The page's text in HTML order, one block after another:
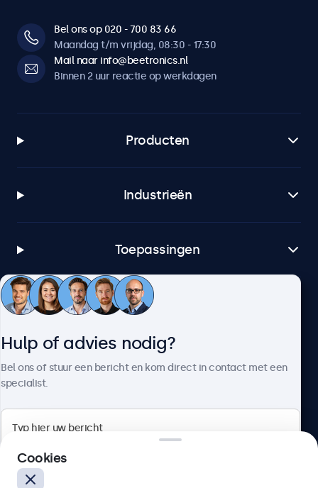
Bel ons op 020 - 700 83 66
Maandag t/m vrijdag, 08:30 - 17:30
Mail naar info@beetronics.nl
Binnen 2 uur reactie op werkdagen
Producten
Industrieën
Toepassingen
Klantenservice
Hulp of advies nodig?
Bel ons of stuur een bericht en kom direct in contact met een
specialist.
Cookies